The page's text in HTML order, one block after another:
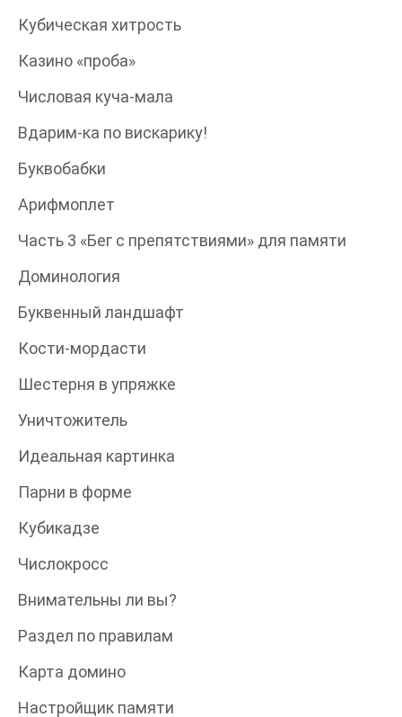
Кубическая хитрость
Казино «проба»
Числовая куча-мала
Вдарим-ка по вискарику!
Буквобабки
Арифмоплет
Часть 3 «Бег с препятствиями» для памяти
Доминология
Буквенный ландшафт
Кости-мордасти
Шестерня в упряжке
Уничтожитель
Идеальная картинка
Парни в форме
Кубикадзе
Числокросс
Внимательны ли вы?
Раздел по правилам
Карта домино
Настройщик памяти